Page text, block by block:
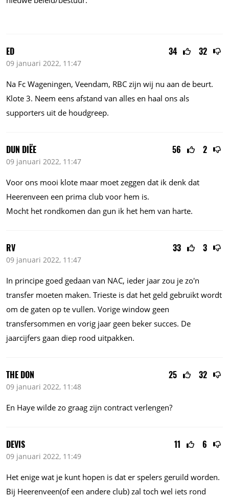
34 32
ED
09 januari 2022, 11:47
Na Fc Wageningen, Veendam, RBC zijn wij nu aan de beurt.
Klote 3. Neem eens afstand van alles en haal ons als
supporters uit de houdgreep.
56 2
DUN DIËE
09 januari 2022, 11:47
Voor ons mooi klote maar moet zeggen dat ik denk dat
Heerenveen een prima club voor hem is.
Mocht het rondkomen dan gun ik het hem van harte.
33 3
RV
09 januari 2022, 11:47
In principe goed gedaan van NAC, ieder jaar zou je zo'n
transfer moeten maken. Trieste is dat het geld gebruikt wordt
om de gaten op te vullen. Vorige window geen
transfersommen en vorig jaar geen beker succes. De
jaarcijfers gaan diep rood uitpakken.
25 32
THE DON
09 januari 2022, 11:48
En Haye wilde zo graag zijn contract verlengen?
11 6
DEVIS
09 januari 2022, 11:49
Het enige wat je kunt hopen is dat er spelers geruild worden.
Bij Heerenveen(of een andere club) zal toch wel iets rond